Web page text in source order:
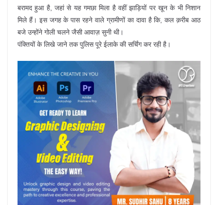
बरामद हुआ है, जहां से यह गमछा मिला है वहीं झाड़ियों पर खून के भी निशान
मिले हैं। इस जगह के पास रहने वाले ग्रामीणों का दावा है कि, कल क़रीब आठ
बजे उन्होंने गोली चलने जैसी आवाज़ सुनी थी।
पंक्तियों के लिखे जाने तक पुलिस पूरे ईलाके की सर्चिंग कर रही है।